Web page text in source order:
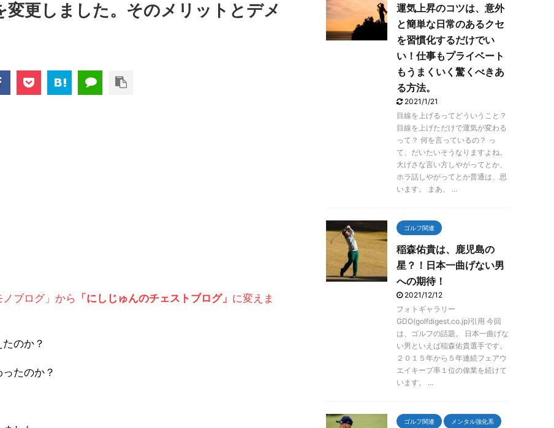
変更しました。そのメリットとデメ
ブログ」から 「にしじゅんのチェストブログ」 に変えま
のか？
たのか？
運気上昇のコツは、意外
と簡単な日常のあるクセ
を習慣化するだけでい
い！仕事もプライベート
もうまくいく驚くべきあ
る方法。
2021/1/21
目線を上げるってどういうこと？
目線を上げただけで運気が変わる
って？ 何を言っているの？ っ
て、だいたいそうなりますよね。
大げさな言い方しやがってとか、
ホラ話しやがってとか普通は、思
います。 まあ、 ...
ゴルフ関連
稲森佑貴は、鹿児島の
星？！日本一曲げない男
への期待！
2021/12/12
フォトギャラリー
GDO(golfdigest.co.jp)引用 今回
は、ゴルフの話題。 日本一曲げな
い男といえば稲森佑貴選手です。
２０１５年から５年連続フェアウ
エイキープ率１位の偉業を続けて
います。 ...
ゴルフ関連 メンタル強化系